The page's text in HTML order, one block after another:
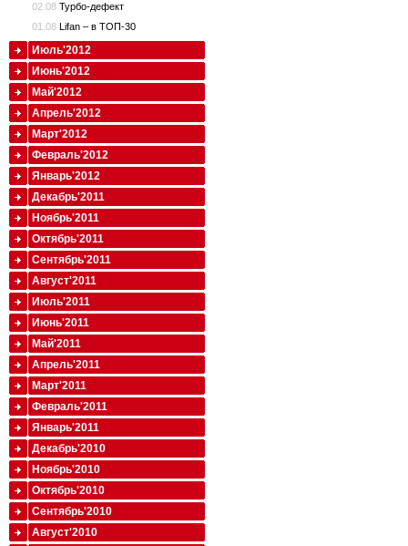
02.08 Турбо-дефект
01.08 Lifan – в ТОП-30
Июль'2012
Июнь'2012
Май'2012
Апрель'2012
Март'2012
Февраль'2012
Январь'2012
Декабрь'2011
Ноябрь'2011
Октябрь'2011
Сентябрь'2011
Август'2011
Июль'2011
Июнь'2011
Май'2011
Апрель'2011
Март'2011
Февраль'2011
Январь'2011
Декабрь'2010
Ноябрь'2010
Октябрь'2010
Сентябрь'2010
Август'2010